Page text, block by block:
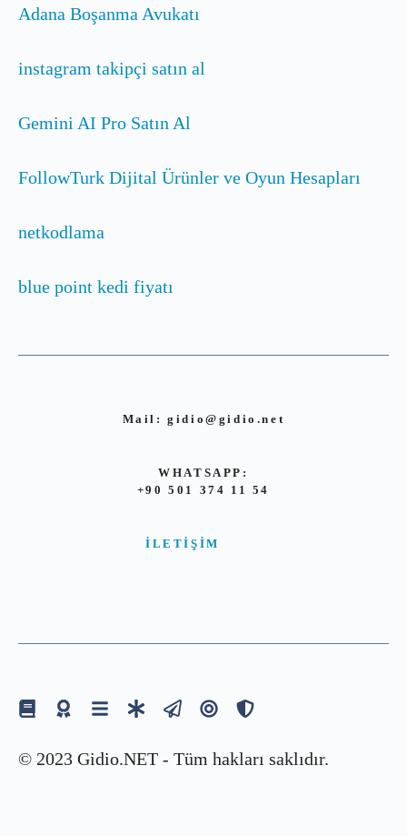
Adana Boşanma Avukatı
instagram takipçi satın al
Gemini AI Pro Satın Al
FollowTurk Dijital Ürünler ve Oyun Hesapları
netkodlama
blue point kedi fiyatı
Mail: gidio@gidio.net
WHATSAPP:
+90 501 374 11 54
İLETIŞIM
© 2023 Gidio.NET - Tüm hakları saklıdır.